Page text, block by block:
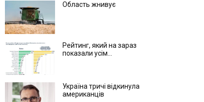
Область жнивує
Рейтинг, який на зараз
показали усім...
Україна тричі відкинула
американців